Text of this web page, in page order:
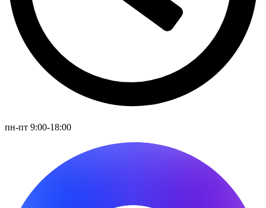
пн-пт 9:00-18:00